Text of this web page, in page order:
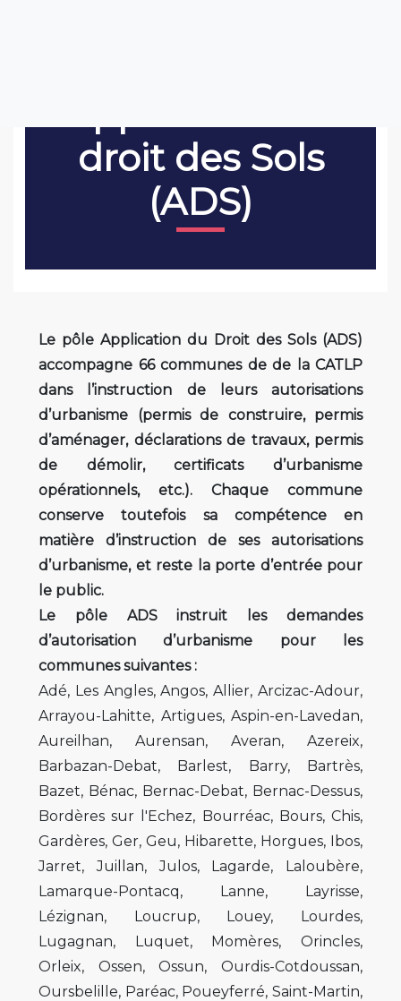
droit des Sols
(ADS)
Le pôle Application du Droit des Sols (ADS)
accompagne 66 communes de de la CATLP
dans l’instruction de leurs autorisations
d’urbanisme (permis de construire, permis
d’aménager, déclarations de travaux, permis
de démolir, certificats d’urbanisme
opérationnels, etc.). Chaque commune
conserve toutefois sa compétence en
matière d’instruction de ses autorisations
d’urbanisme, et reste la porte d’entrée pour
le public.
Le pôle ADS instruit les demandes
d’autorisation d’urbanisme pour les
communes suivantes :
Adé, Les Angles, Angos, Allier, Arcizac-Adour,
Arrayou-Lahitte, Artigues, Aspin-en-Lavedan,
Aureilhan, Aurensan, Averan, Azereix,
Barbazan-Debat, Barlest, Barry, Bartrès,
Bazet, Bénac, Bernac-Debat, Bernac-Dessus,
Bordères sur l'Echez, Bourréac, Bours, Chis,
Gardères, Ger, Geu, Hibarette, Horgues, Ibos,
Jarret, Juillan, Julos, Lagarde, Laloubère,
Lamarque-Pontacq, Lanne, Layrisse,
Lézignan, Loucrup, Louey, Lourdes,
Lugagnan, Luquet, Momères, Orincles,
Orleix, Ossen, Ossun, Ourdis-Cotdoussan,
Oursbelille, Paréac, Poueyferré, Saint-Martin,